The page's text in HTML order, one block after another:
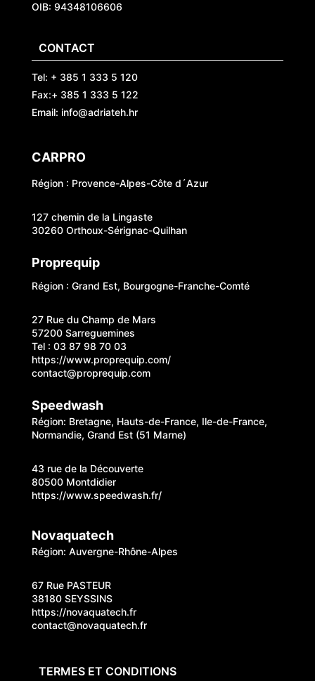
OIB: 94348106606
CONTACT
Tel: + 385 1 333 5 120
Fax:+ 385 1 333 5 122
Email: info@adriateh.hr
CARPRO
Région : Provence-Alpes-Côte d´Azur
127 chemin de la Lingaste
30260 Orthoux-Sérignac-Quilhan
Proprequip
Région : Grand Est, Bourgogne-Franche-Comté
27 Rue du Champ de Mars
57200 Sarreguemines
Tel : 03 87 98 70 03
https://www.proprequip.com/
contact@proprequip.com
Speedwash
Région: Bretagne, Hauts-de-France, Ile-de-France,
Normandie, Grand Est (51 Marne)
43 rue de la Découverte
80500 Montdidier
https://www.speedwash.fr/
Novaquatech
Région: Auvergne-Rhône-Alpes
67 Rue PASTEUR
38180 SEYSSINS
https://novaquatech.fr
contact@novaquatech.fr
TERMES ET CONDITIONS